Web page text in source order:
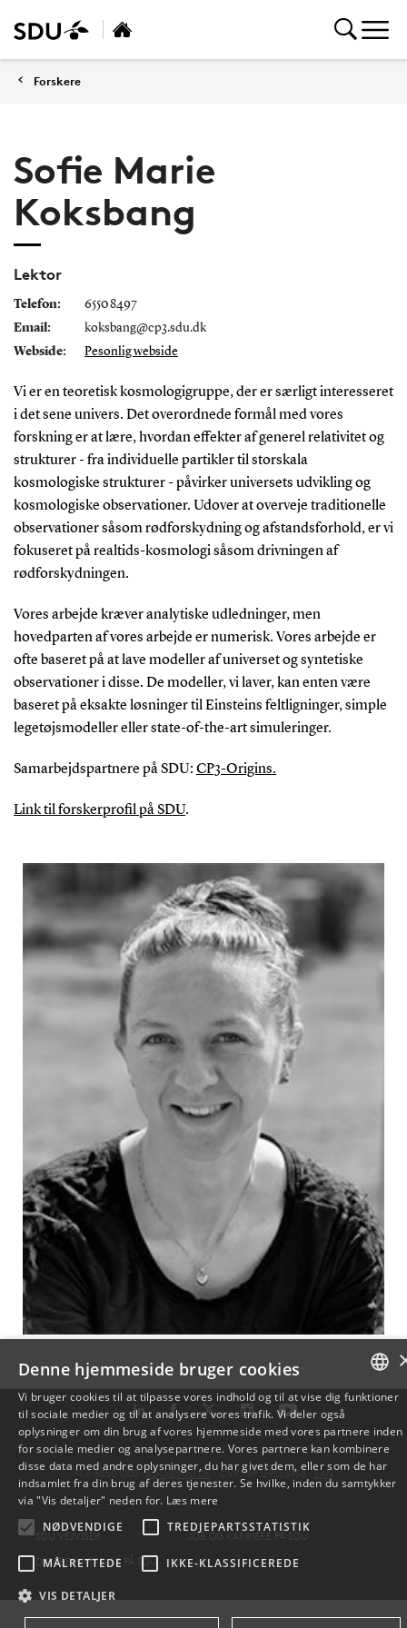
Forskere
Sofie Marie
Koksbang
Lektor
Telefon:
6550 8497
Email:
koksbang@cp3.sdu.dk
Webside:
Pesonlig webside
Vi er en teoretisk kosmologigruppe, der er særligt interesseret
i det sene univers. Det overordnede formål med vores
forskning er at lære, hvordan effekter af generel relativitet og
strukturer - fra individuelle partikler til storskala
kosmologiske strukturer - påvirker universets udvikling og
kosmologiske observationer. Udover at overveje traditionelle
observationer såsom rødforskydning og afstandsforhold, er vi
fokuseret på realtids-kosmologi såsom drivningen af
rødforskydningen.
Vores arbejde kræver analytiske udledninger, men
hovedparten af vores arbejde er numerisk. Vores arbejde er
ofte baseret på at lave modeller af universet og syntetiske
observationer i disse. De modeller, vi laver, kan enten være
baseret på eksakte løsninger til Einsteins feltligninger, simple
legetøjsmodeller eller state-of-the-art simuleringer.
Samarbejdspartnere på SDU: CP3-Origins.
Link til forskerprofil på SDU.
TLF: 6550 1000 ·SDU@SDU.DK· CVR-NR: 29283958 ·EAN
SDU VEJVISER
JOB OG KARRIERE PÅ SDU
DATABESKYTTELSE PÅ SDU
ENGLISH
Denne hjemmeside bruger cookies
Vi bruger cookies til at tilpasse vores indhold og til at vise dig funktioner
til sociale medier og til at analysere vores trafik. Vi deler også
oplysninger om din brug af vores hjemmeside med vores partnere inden
for sociale medier og analysepartnere. Vores partnere kan kombinere
disse data med andre oplysninger, du har givet dem, eller som de har
indsamlet fra din brug af deres tjenester. Se hvilke, inden du samtykker
via "Vis detaljer" neden for. Læs mere
NØDVENDIGE
TREDJEPARTSSTATISTIK
MÅLRETTEDE IKKE-KLASSIFICEREDE
VIS DETALJER